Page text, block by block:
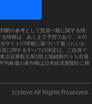
断の参考として投資一般に関する情
情報は、あくまで予想であり、その
サイトの情報に基づいて被ったいか
に関するすべての決定は、ご自身で
京証券取引所1部上場銘柄のうち市場
均株価の著作権は日本経済新聞社に帰
(c)devo All Rights Reserved.